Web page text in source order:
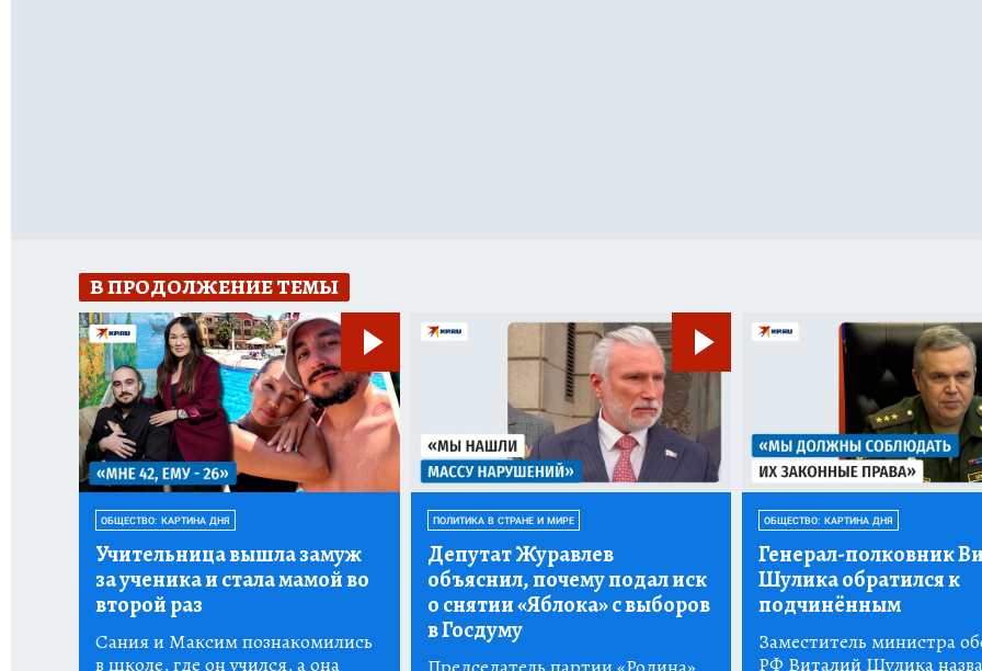
В ПРОДОЛЖЕНИЕ ТЕМЫ
ОБЩЕСТВО: КАРТИНА ДНЯ
Учительница вышла замуж
за ученика и стала мамой во
второй раз
Сания и Максим познакомились
в школе, где он учился, а она
ПОЛИТИКА В СТРАНЕ И МИРЕ
Депутат Журавлев
объяснил, почему подал иск
о снятии «Яблока» с выборов
в Госдуму
ОБЩЕСТВО: КАРТИНА ДНЯ
Генерал-полковник
Шулика обратился к
подчинённым
Заместитель министра
РФ Виталий Шулика